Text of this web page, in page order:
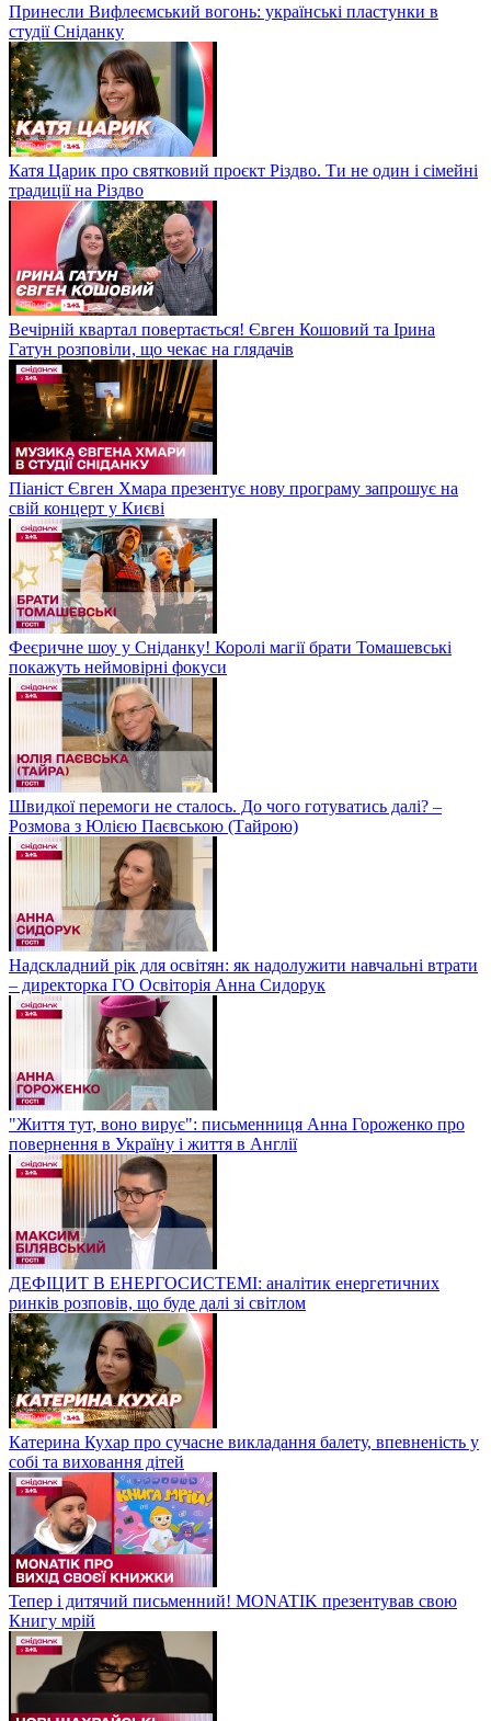
Принесли Вифлеємський вогонь: українські пластунки в
студії Сніданку
Катя Царик про святковий проєкт Різдво. Ти не один і сімейні
традиції на Різдво
Вечірній квартал повертається! Євген Кошовий та Ірина
Гатун розповіли, що чекає на глядачів
Піаніст Євген Хмара презентує нову програму запрошує на
свій концерт у Києві
Феєричне шоу у Сніданку! Королі магії брати Томашевські
покажуть неймовірні фокуси
Швидкої перемоги не сталось. До чого готуватись далі? –
Розмова з Юлією Паєвською (Тайрою)
Надскладний рік для освітян: як надолужити навчальні втрати
– директорка ГО Освіторія Анна Сидорук
"Життя тут, воно вирує": письменниця Анна Гороженко про
повернення в Україну і життя в Англії
ДЕФІЦИТ В ЕНЕРГОСИСТЕМІ: аналітик енергетичних
ринків розповів, що буде далі зі світлом
Катерина Кухар про сучасне викладання балету, впевненість у
собі та виховання дітей
Тепер і дитячий письменний! MONATIK презентував свою
Книгу мрій